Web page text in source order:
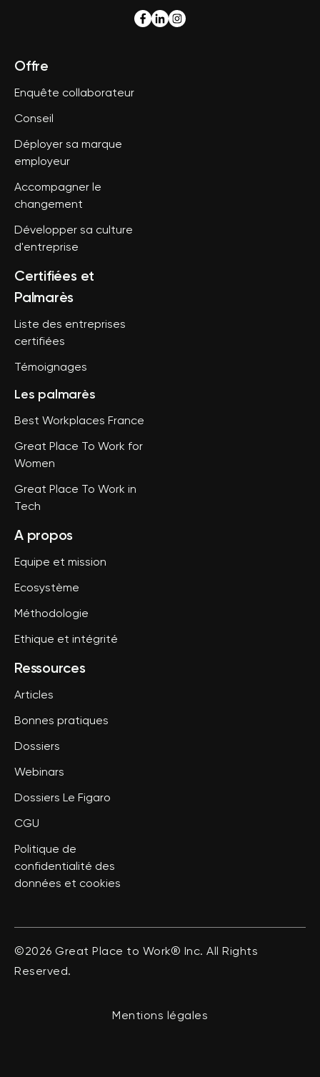
Offre
Enquête collaborateur
Conseil
Déployer sa marque
employeur
Accompagner le
changement
Développer sa culture
d'entreprise
Certifiées et
Palmarès
Liste des entreprises
certifiées
Témoignages
Les palmarès
Best Workplaces France
Great Place To Work for
Women
Great Place To Work in
Tech
A propos
Equipe et mission
Ecosystème
Méthodologie
Ethique et intégrité
Ressources
Articles
Bonnes pratiques
Dossiers
Webinars
Dossiers Le Figaro
CGU
Politique de
confidentialité des
données et cookies
©2026 Great Place to Work® Inc. All Rights
Reserved.
Mentions légales